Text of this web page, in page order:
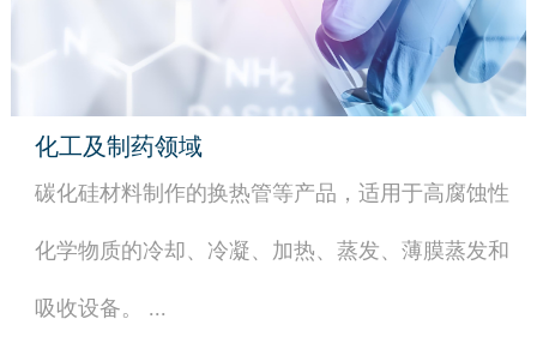
化工及制药领域
碳化硅材料制作的换热管等产品，适用于高腐蚀性
化学物质的冷却、冷凝、加热、蒸发、薄膜蒸发和
吸收设备。 ...